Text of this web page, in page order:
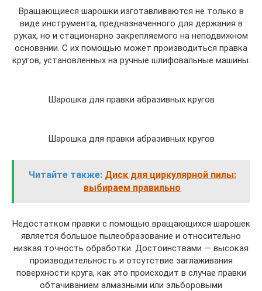
Вращающиеся шарошки изготавливаются не только в
виде инструмента, предназначенного для держания в
руках, но и стационарно закрепляемого на неподвижном
основании. С их помощью может производиться правка
кругов, установленных на ручные шлифовальные машины.
Шарошка для правки абразивных кругов
Шарошка для правки абразивных кругов
Читайте также: Диск для циркулярной пилы:
выбираем правильно
Недостатком правки с помощью вращающихся шарошек
является большое пылеобразование и относительно
низкая точность обработки. Достоинствами — высокая
производительность и отсутствие заглаживания
поверхности круга, как это происходит в случае правки
обтачиванием алмазными или эльборовыми